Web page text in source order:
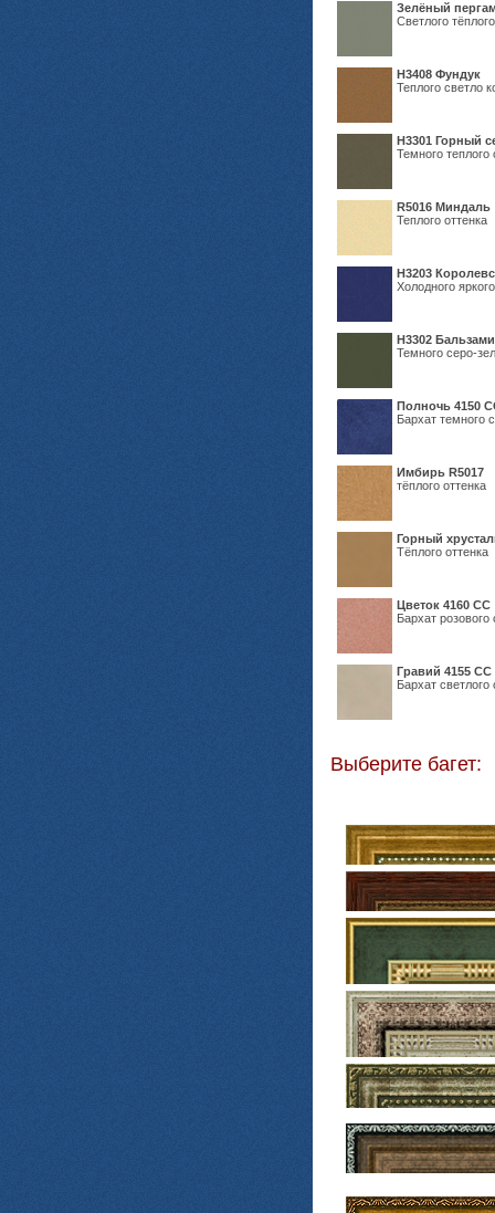
Зелёный
Светлого
Н3408 Фундук
Теплого светло
Н3301 Горный
Темного теплого
R5016 Миндаль
Теплого оттенка
Н3203
Холодного
Н3302
Темного серо-
Полночь 4150
Бархат темного
Имбирь R5017
тёплого оттенка
Горный
Тёплого оттенка
Цветок 4160 СС
Бархат розового
Гравий 4155 СС
Бархат светлого
Выберите багет: